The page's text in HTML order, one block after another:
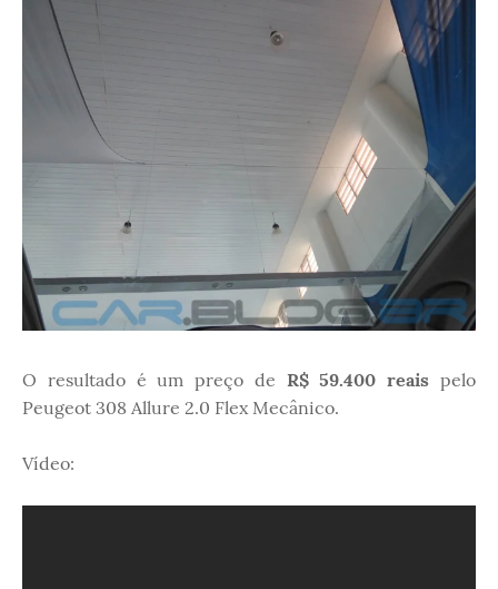
O resultado é um preço de R$ 59.400 reais pelo
Peugeot 308 Allure 2.0 Flex Mecânico.
Vídeo: